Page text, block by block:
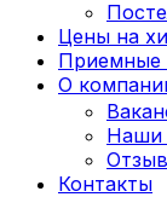
Цены на
Приемные
О
Наши
Контакты